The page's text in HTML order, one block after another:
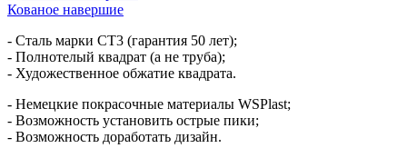
Кованое навершие
- Сталь марки СТ3 (гарантия 50 лет);
- Полнотелый квадрат (а не труба);
- Художественное обжатие квадрата.
- Немецкие покрасочные материалы WSPlast;
- Возможность установить острые пики;
- Возможность доработать дизайн.